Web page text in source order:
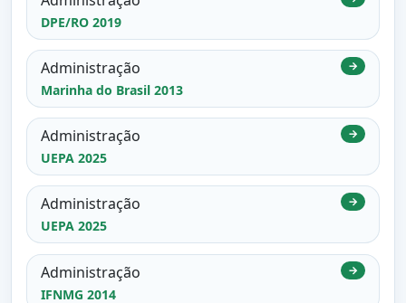
DPE/RO 2019
Administração
Marinha do Brasil 2013
→
Administração
UEPA 2025
→
Administração
UEPA 2025
→
Administração
IFNMG 2014
→